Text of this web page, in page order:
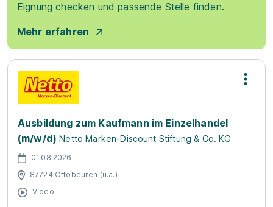
Eignung checken und passende Stelle finden.
Mehr erfahren
Ausbildung zum Kaufmann im Einzelhandel
(m/w/d) Netto Marken-Discount Stiftung & Co. KG
01.08.2026
87724 Ottobeuren (u.a.)
Video